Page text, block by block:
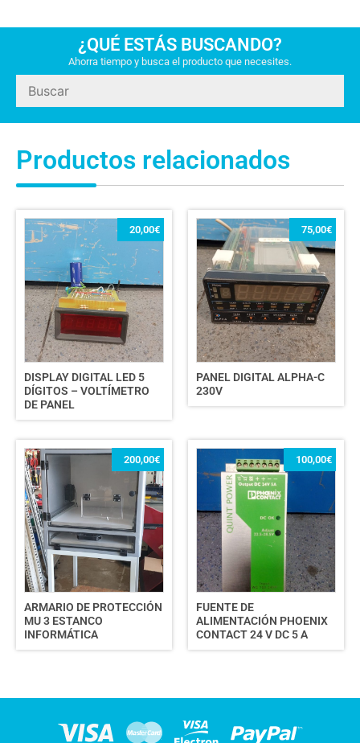
¿QUÉ ESTÁS BUSCANDO?
Ahorra tiempo y busca el producto que necesites.
Productos relacionados
DISPLAY DIGITAL LED 5
DÍGITOS – VOLTÍMETRO
DE PANEL
20,00€
PANEL DIGITAL ALPHA-C
230V
75,00€
ARMARIO DE PROTECCIÓN
MU 3 ESTANCO
INFORMÁTICA
200,00€
FUENTE DE
ALIMENTACIÓN PHOENIX
CONTACT 24 V DC 5 A
100,00€